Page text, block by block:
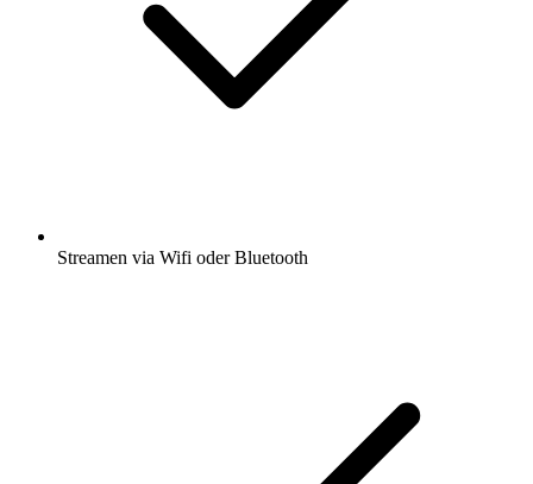
Streamen via Wifi oder Bluetooth